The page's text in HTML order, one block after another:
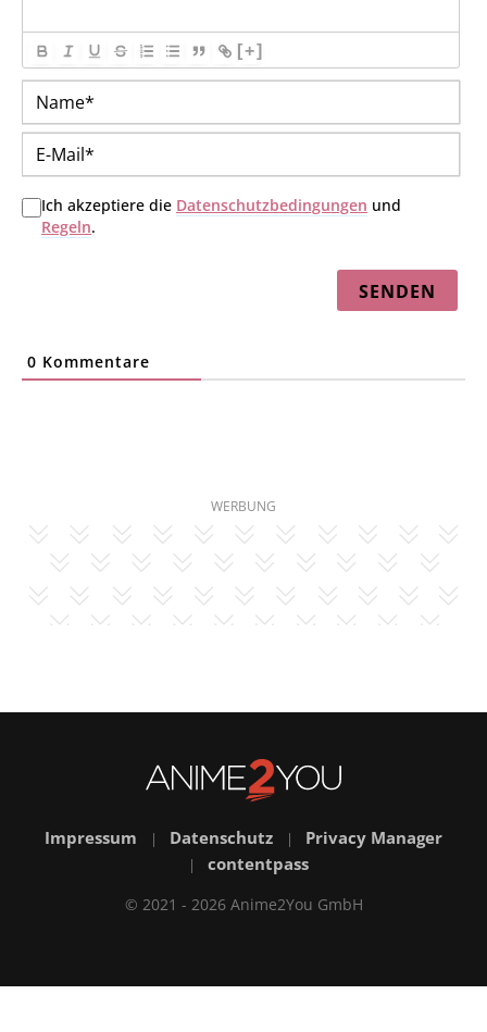
[+]
Ich akzeptiere die Datenschutzbedingungen und
Regeln.
0 Kommentare
WERBUNG
Impressum | Datenschutz | Privacy Manager
| contentpass
© 2021 - 2026 Anime2You GmbH